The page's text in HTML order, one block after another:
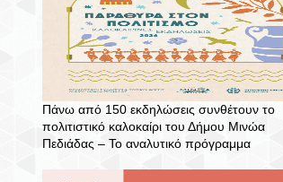
Πάνω από 150 εκδηλώσεις συνθέτουν το
πολιτιστικό καλοκαίρι του Δήμου Μινώα
Πεδιάδας – To αναλυτικό πρόγραμμα